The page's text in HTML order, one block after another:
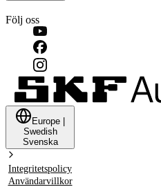
Följ oss
Europe
Swedish
Svenska
Integritetspolicy
Användarvillkor